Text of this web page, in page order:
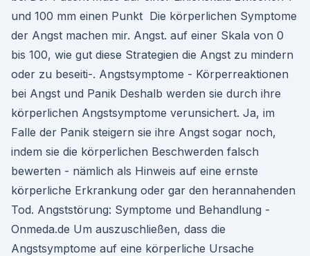
und 100 mm einen Punkt Die körperlichen Symptome
der Angst machen mir. Angst. auf einer Skala von 0
bis 100, wie gut diese Strategien die Angst zu mindern
oder zu beseiti-. Angstsymptome - Körperreaktionen
bei Angst und Panik Deshalb werden sie durch ihre
körperlichen Angstsymptome verunsichert. Ja, im
Falle der Panik steigern sie ihre Angst sogar noch,
indem sie die körperlichen Beschwerden falsch
bewerten - nämlich als Hinweis auf eine ernste
körperliche Erkrankung oder gar den herannahenden
Tod. Angststörung: Symptome und Behandlung -
Onmeda.de Um auszuschließen, dass die
Angstsymptome auf eine körperliche Ursache